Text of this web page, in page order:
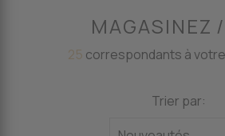
MAGASINEZ
25 correspondants à
Trier par: